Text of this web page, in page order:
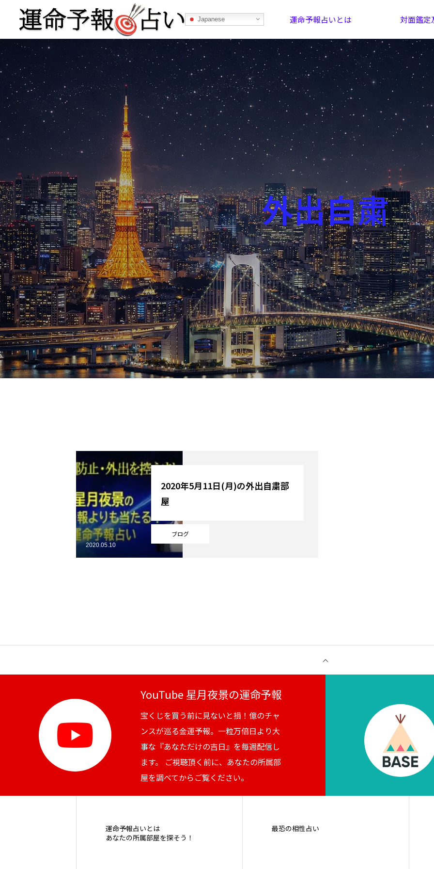
Japanese 運命予報占いとは 対面鑑定
運命予報占い
運命予報占いとは あなたの所属部屋を探そう！ 最恐の相性占い
記事カテゴリー
ブログ お知らせ 芸能界
スポーツ 競馬 社会
テニス四大大会・五輪
テニス四大大会・五輪
YouTube
Online Store
外出自粛
ブログ
2020年5月11日(月)の外出自粛部
屋
2020.05.10
YouTube 星月夜景の運命予報
宝くじを買う前に見ないと損！億のチャ
ンスが巡る金運予報。一粒万倍日より大
事な『あなただけの吉日』を毎週配信し
ます。 ご視聴頂く前に、あなたの所属部
屋を調べてからご覧ください。
運命予報占いとは
あなたの所属部屋を探そう！
最恐の相性占い